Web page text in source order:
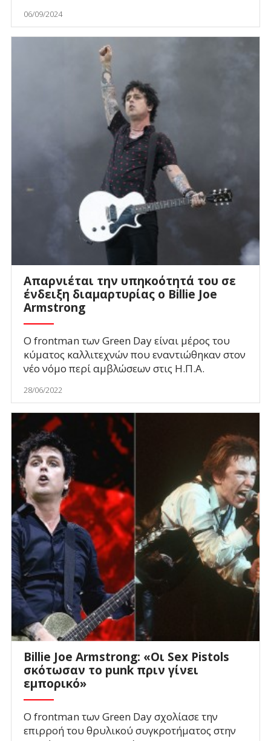
06/09/2024
Απαρνιέται την υπηκοότητά του σε
ένδειξη διαμαρτυρίας ο Billie Joe
Armstrong
Ο frontman των Green Day είναι μέρος του
κύματος καλλιτεχνών που εναντιώθηκαν στον
νέο νόμο περί αμβλώσεων στις Η.Π.Α.
28/06/2022
Billie Joe Armstrong: «Οι Sex Pistols
σκότωσαν το punk πριν γίνει
εμπορικό»
Ο frontman των Green Day σχολίασε την
επιρροή του θρυλικού συγκροτήματος στην